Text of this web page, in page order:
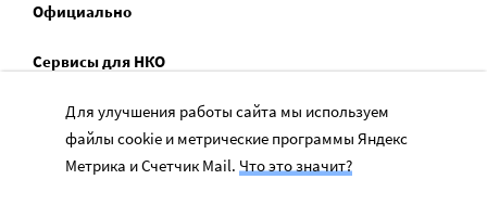
Официально
Сервисы для НКО
Спецпроекты
Социальное служение
Для улучшения работы сайта мы используем
файлы cookie и метрические программы Яндекс
Метрика и Счетчик Mail. Что это значит?